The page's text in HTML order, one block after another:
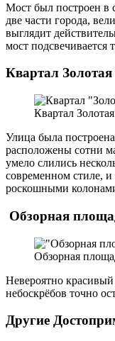
Мост был построен в
две части города,
выглядит
мост подсвечивается
Квартал
Квартал
Улица была
расположены сотни
умело слились
современном стиле, и
роскошными
Обзорная
Обзорная
Невероятно красивый
небоскрёбов точно
Другие